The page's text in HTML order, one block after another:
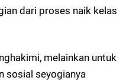
dari proses naik kelas
melainkan untuk
sosial seyogianya